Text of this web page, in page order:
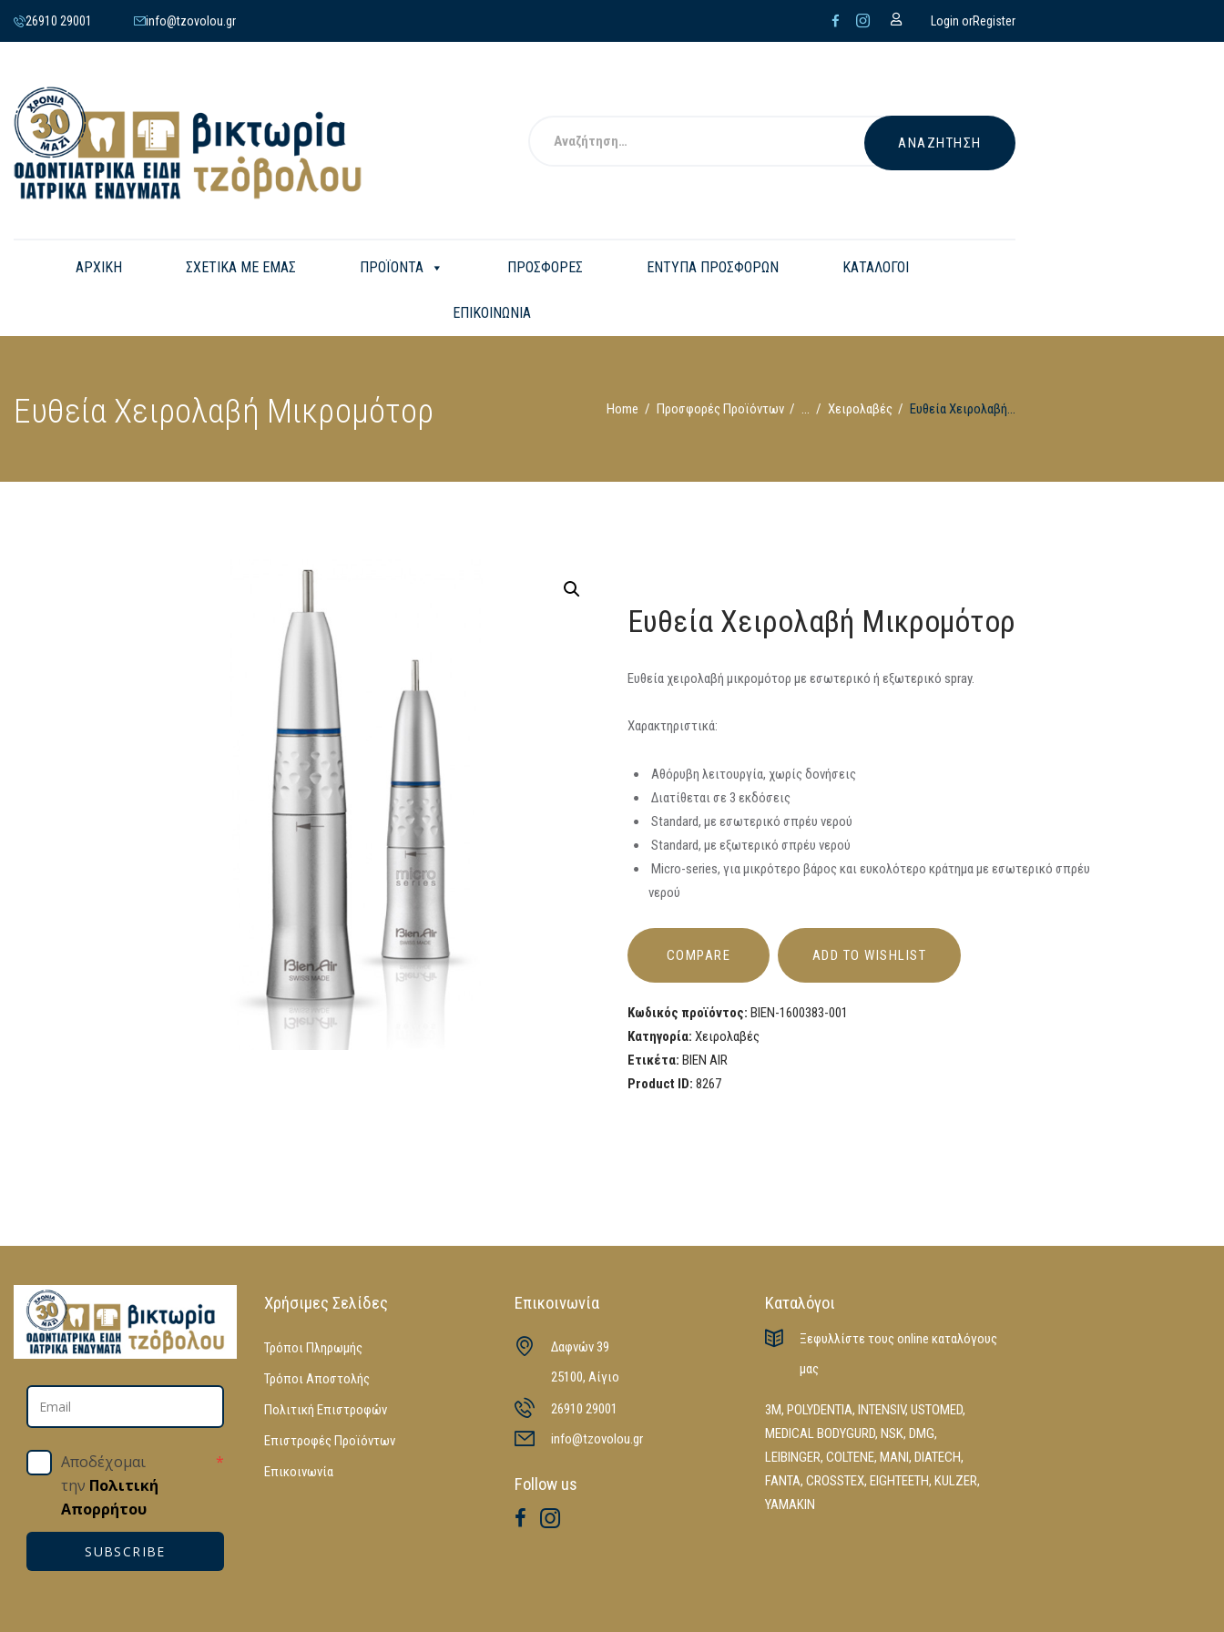
26910 29001 info@tzovolou.gr Login orRegister
ΑΡΧΙΚΗ ΣΧΕΤΙΚΑ ΜΕ ΕΜΑΣ ΠΡΟΪΟΝΤΑ ΠΡΟΣΦΟΡΕΣ ΕΝΤΥΠΑ ΠΡΟΣΦΟΡΩΝ ΚΑΤΑΛΟΓΟΙ
ΕΠΙΚΟΙΝΩΝΙΑ
Ευθεία Χειρολαβή Μικρομότορ Home Προσφορές Προϊόντων ... Χειρολαβές Ευθεία Χειρολαβή...
Ευθεία Χειρολαβή Μικρομότορ
Ευθεία χειρολαβή μικρομότορ με εσωτερικό ή εξωτερικό spray.
Χαρακτηριστικά:
Αθόρυβη λειτουργία, χωρίς δονήσεις
Διατίθεται σε 3 εκδόσεις
Standard, με εσωτερικό σπρέυ νερού
Standard, με εξωτερικό σπρέυ νερού
Micro-series, για μικρότερο βάρος και ευκολότερο κράτημα με εσωτερικό σπρέυ
νερού
COMPARE ADD TO WISHLIST
Κωδικός προϊόντος: BIEN-1600383-001
Κατηγορία:Χειρολαβές
Ετικέτα: BIEN AIR
Product ID:8267
Αποδέχομαι
την Πολιτική
Απορρήτου
*
SUBSCRIBE
Χρήσιμες Σελίδες
Τρόποι Πληρωμής
Τρόποι Αποστολής
Πολιτική Επιστροφών
Επιστροφές Προϊόντων
Επικοινωνία
Επικοινωνία
Δαφνών 39
25100, Αίγιο
26910 29001
info@tzovolou.gr
Follow us
Καταλόγοι
Ξεφυλλίστε τους online καταλόγους
μας
3M, POLYDENTIA, INTENSIV, USTOMED,
MEDICAL BODYGURD, NSK, DMG,
LEIBINGER, COLTENE, MANI, DIATECH,
FANTA, CROSSTEX, EIGHTEETH, KULZER,
YAMAKIN